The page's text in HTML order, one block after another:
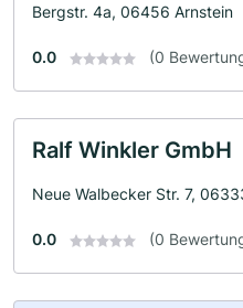
Bergstr. 4a, 06456 Arnstein
0.0 (0
Ralf Winkler GmbH
Neue Walbecker Str. 7,
0.0 (0